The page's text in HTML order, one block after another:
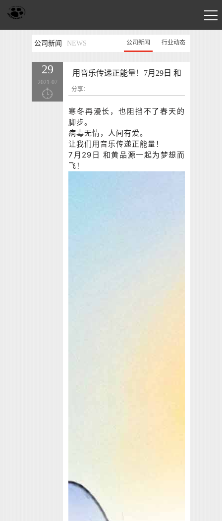
公司新闻 NEWS 公司新闻 行业动态
29
2021-07
用音乐传递正能量！7月29日 和
黄品源一起为梦想而飞！
分享：
寒冬再漫长，也阻挡不了春天的
脚步。
病毒无情，人间有爱。
让我们用音乐传递正能量！
7月29日 和黄品源一起为梦想而
飞！